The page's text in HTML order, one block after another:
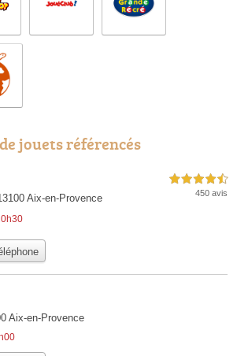
jouets référencés
Aix-en-Provence
4,5 étoiles sur 5
450 avis
Aix-en-Provence